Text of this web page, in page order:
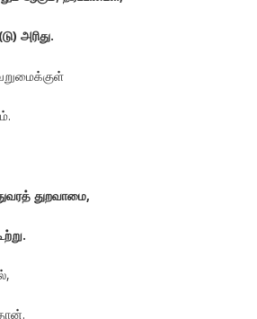
அரிது.
துறவாமை,